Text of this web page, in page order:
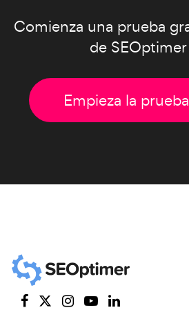
Comienza una prueba
de
Empieza la